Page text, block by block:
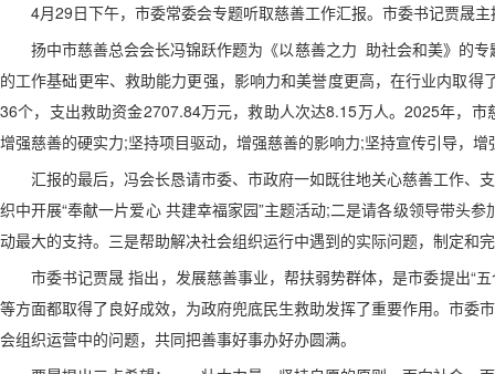
4月29日下午，市委常委会专题听取慈善工作汇报。市委书记贾晟
扬中市慈善总会会长冯锦跃作题为《以慈善之力 助社会和美》的
的工作基础更牢、救助能力更强，影响力和美誉度更高，在行业内取
36个，支出救助资金2707.84万元，救助人次达8.15万人。2025年，
增强慈善的硬实力;坚持项目驱动，增强慈善的影响力;坚持宣传引导，
汇报的最后，冯会长恳请市委、市政府一如既往地关心慈善工作、
织中开展“奉献一片爱心 共建幸福家园”主题活动;二是请各级领导带头
动最大的支持。三是帮助解决社会组织运行中遇到的实际问题，制定和
市委书记贾晟 指出，发展慈善事业，帮扶弱势群体，是市委提出“
等方面都取得了良好成效，为政府兜底民生救助发挥了重要作用。市委
会组织运营中的问题，共同把善事好事办好办圆满。